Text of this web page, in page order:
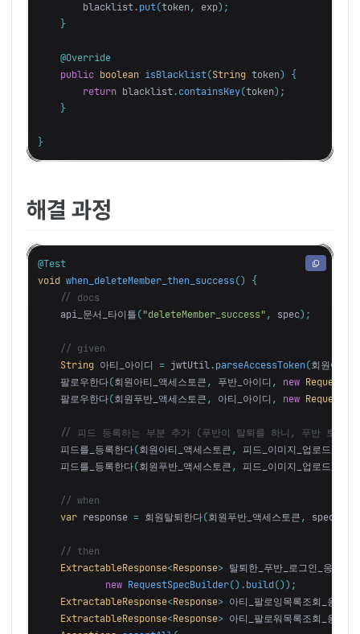
blacklist. put(token , exp);
}
@Override
public boolean isBlacklist(String token)
{
return blacklist. containsKey(token);
}
}
해결 과정
@Test
void when_deleteMember_then_success ()
{
// docs
api_문서_타이틀 ("deleteMember_success" , spec);
// given
String 아티_아이디 = jwtUtil. parseAccessToken(회원아티_
팔로우한다(회원아티_액세스토큰 , 푸반_아이디 , new
팔로우한다(회원푸반_액세스토큰 , 아티_아이디 , new
// 피드 등록하는 부분 추가 (푸반이 탈퇴를 하니, 푸반 토큰
피드를_등록한다(회원아티_액세스토큰 , 피드_이미지_업로드_후
피드를_등록한다(회원푸반_액세스토큰 , 피드_이미지_업로드_후
// when
var response = 회원탈퇴한다(회원푸반_액세스토큰 , spec
// then
ExtractableResponse<Response> 탈퇴한_푸반_로그인_응답
new RequestSpecBuilder(). build());
ExtractableResponse<Response> 아티_팔로잉목록조회_응답
ExtractableResponse<Response> 아티_팔로워목록조회_응답